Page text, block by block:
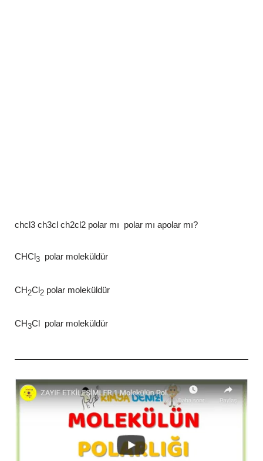
chcl3 ch3cl ch2cl2 polar mı polar mı apolar mı?
CHCl3 polar moleküldür
CH2Cl2 polar moleküldür
CH3Cl polar moleküldür